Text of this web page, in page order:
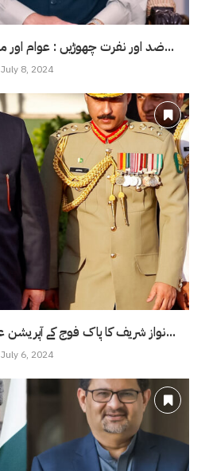
ضد اور نفرت چھوڑیں : عوام اور ملکی مفاد کے فیصلے کریں...
July 8, 2024
نواز شریف کا پاک فوج کے آپریشن عزم پاکستان کی حمایت کا...
July 6, 2024